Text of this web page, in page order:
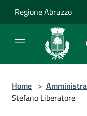
Regione Abruzzo
Home >
Stefano Liberatore